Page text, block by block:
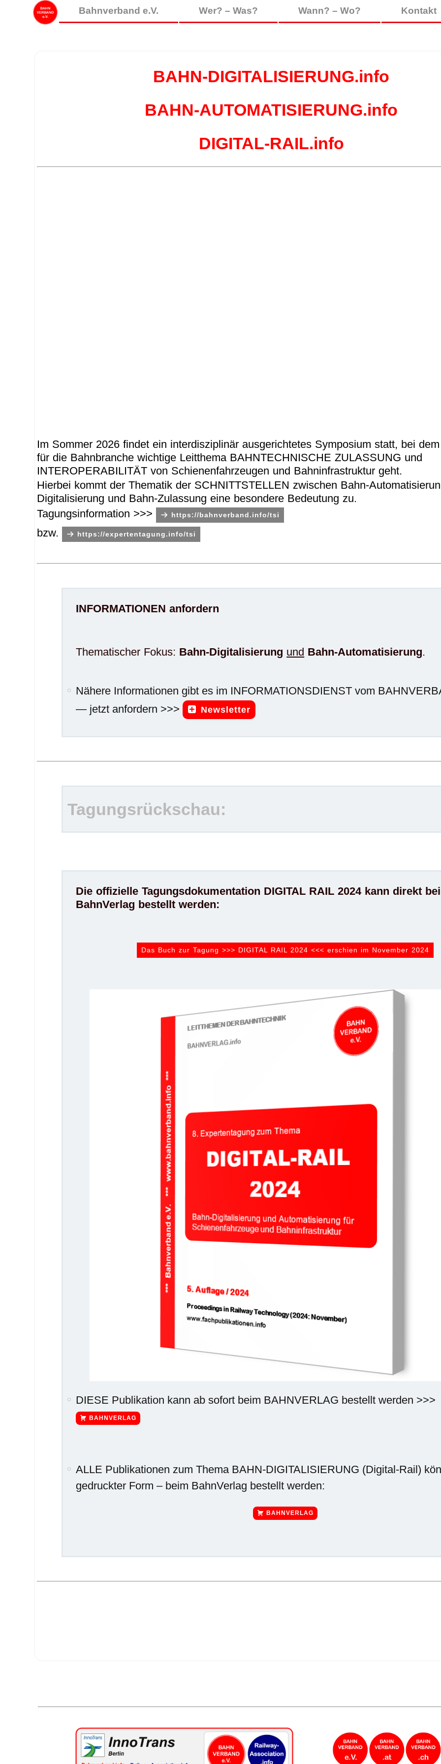
Bahnverband e.V. Wer? – Was? Wann? – Wo? Kontakt
BAHN-DIGITALISIERUNG.info
BAHN-AUTOMATISIERUNG.info
DIGITAL-RAIL.info
Im Sommer 2026 findet ein interdisziplinär ausgerichtetes Symposium statt, bei
für die Bahnbranche wichtige Leitthema BAHNTECHNISCHE ZULASSUNG und
INTEROPERABILITÄT von Schienenfahrzeugen und Bahninfrastruktur geht.
Hierbei kommt der Thematik der SCHNITTSTELLEN zwischen Bahn-
Digitalisierung und Bahn-Zulassung eine besondere Bedeutung zu.
Tagungsinformation >>>
https://bahnverband.info/tsi
bzw. https://expertentagung.info/tsi
INFORMATIONEN anfordern
Thematischer Fokus: Bahn-Digitalisierung und Bahn-Automatisierung.
Nähere Informationen gibt es im INFORMATIONSDIENST vom
— jetzt anfordern >>>
Newsletter
Tagungsrückschau:
Die offizielle Tagungsdokumentation DIGITAL RAIL 2024 kann direkt
BahnVerlag bestellt werden:
Das Buch zur Tagung >>> DIGITAL RAIL 2024 <<< erschien im November 2024
DIESE Publikation kann ab sofort beim BAHNVERLAG bestellt werden >>>
BAHNVERLAG
ALLE Publikationen zum Thema BAHN-DIGITALISIERUNG (Digital-Rail)
gedruckter Form – beim BahnVerlag bestellt werden:
BAHNVERLAG